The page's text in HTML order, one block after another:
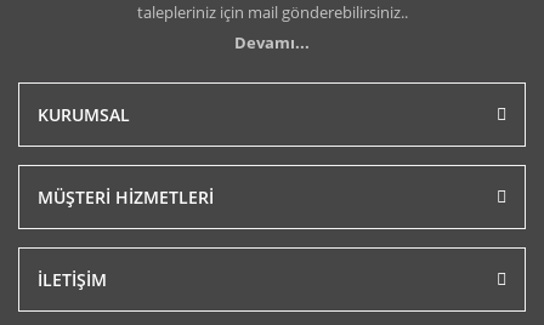
talepleriniz için mail gönderebilirsiniz..
Devamı...
KURUMSAL
MÜŞTERİ HİZMETLERİ
İLETİŞİM